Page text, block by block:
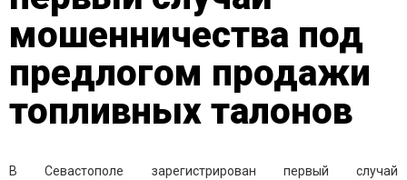
мошенничества под
предлогом продажи
топливных талонов
В Севастополе зарегистрирован первый случай